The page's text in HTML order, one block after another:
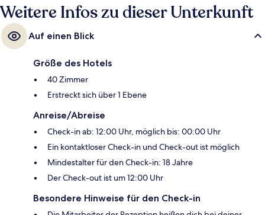
Weitere Infos zu dieser Unterkunft
Auf einen Blick
Größe des Hotels
40 Zimmer
Erstreckt sich über 1 Ebene
Anreise/Abreise
Check-in ab: 12:00 Uhr, möglich bis: 00:00 Uhr
Ein kontaktloser Check-in und Check-out ist möglich
Mindestalter für den Check-in: 18 Jahre
Der Check-out ist um 12:00 Uhr
Besondere Hinweise für den Check-in